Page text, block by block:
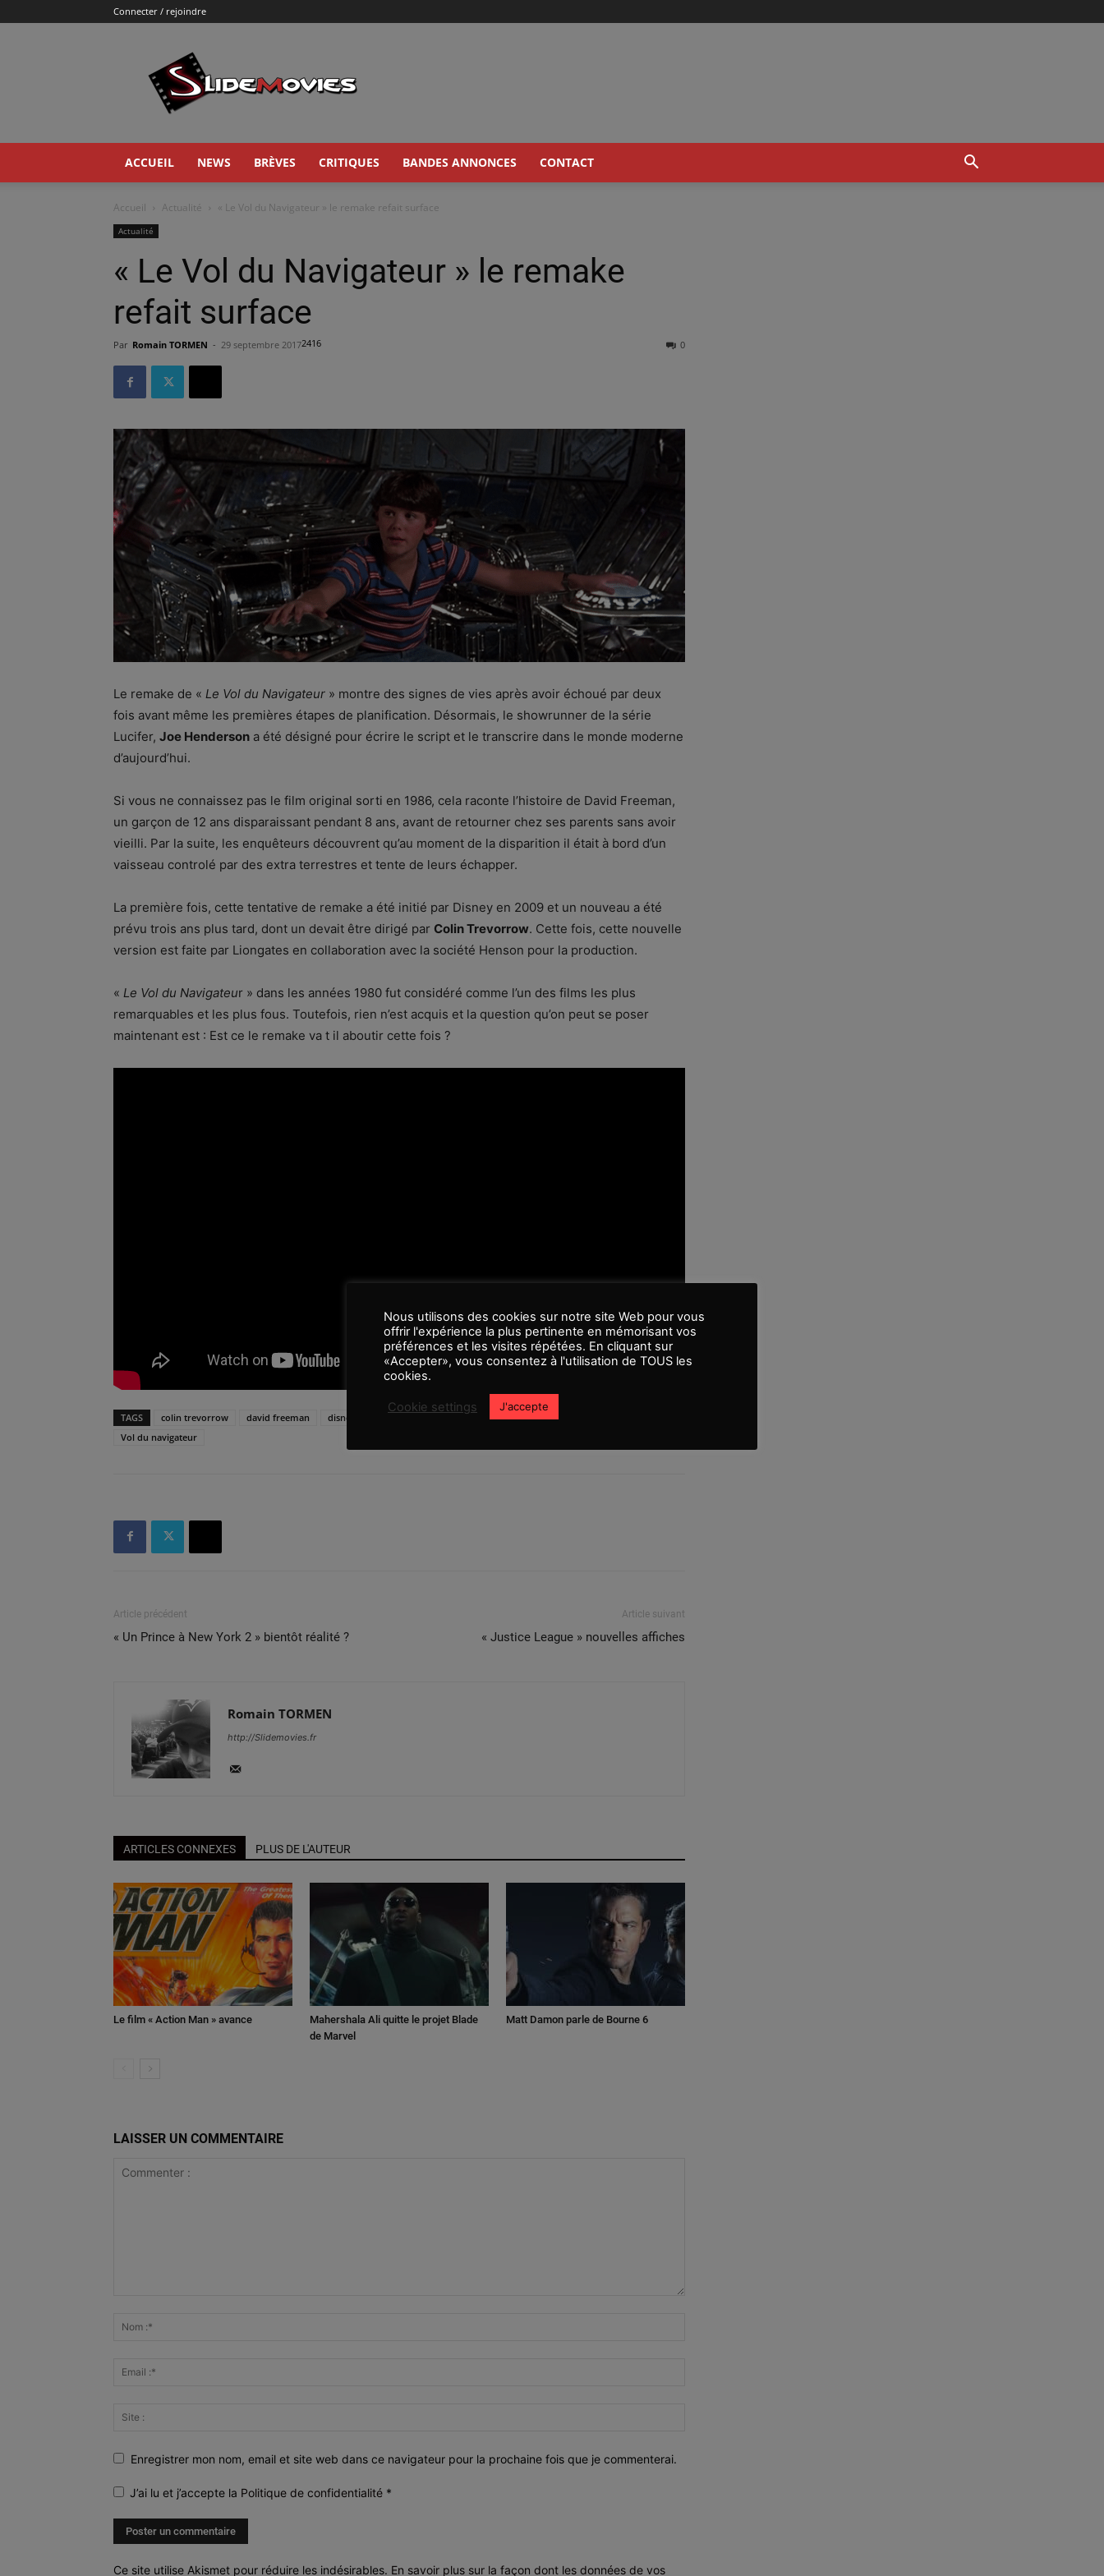
Connecter / rejoindre
ACCUEIL NEWS BRÈVES CRITIQUES BANDES ANNONCES CONTACT
Accueil Actualité « Le Vol du Navigateur » le remake refait surface
Actualité
« Le Vol du Navigateur » le remake
refait surface
Par Romain TORMEN - 29 septembre 2017 0
2416
Le remake de « Le Vol du Navigateur » montre des signes de vies après avoir échoué par deux
fois avant même les premières étapes de planification. Désormais, le showrunner de la série
Lucifer, Joe Henderson a été désigné pour écrire le script et le transcrire dans le monde moderne
d’aujourd’hui.
Si vous ne connaissez pas le film original sorti en 1986, cela raconte l’histoire de David Freeman,
un garçon de 12 ans disparaissant pendant 8 ans, avant de retourner chez ses parents sans avoir
vieilli. Par la suite, les enquêteurs découvrent qu’au moment de la disparition il était à bord d’un
vaisseau controlé par des extra terrestres et tente de leurs échapper.
La première fois, cette tentative de remake a été initié par Disney en 2009 et un nouveau a été
prévu trois ans plus tard, dont un devait être dirigé par Colin Trevorrow. Cette fois, cette nouvelle
version est faite par Liongates en collaboration avec la société Henson pour la production.
« Le Vol du Navigateur » dans les années 1980 fut considéré comme l’un des films les plus
remarquables et les plus fous. Toutefois, rien n’est acquis et la question qu’on peut se poser
maintenant est : Est ce le remake va t il aboutir cette fois ?
TAGS colin trevorrow david freeman disney fight of the navigator Joe henderson
Vol du navigateur
Article précédent
« Un Prince à New York 2 » bientôt réalité ?
Article suivant
« Justice League » nouvelles affiches
Romain TORMEN
http://Slidemovies.fr
ARTICLES CONNEXES PLUS DE L'AUTEUR
Le film « Action Man » avance
Mahershala Ali quitte le projet Blade
de Marvel
Matt Damon parle de Bourne 6
LAISSER UN COMMENTAIRE
Enregistrer mon nom, email et site web dans ce navigateur pour la prochaine fois que je commenterai.
J’ai lu et j’accepte la Politique de confidentialité *
Ce site utilise Akismet pour réduire les indésirables. En savoir plus sur la façon dont les données de vos
Nous utilisons des cookies sur notre site Web pour vous
offrir l'expérience la plus pertinente en mémorisant vos
préférences et les visites répétées. En cliquant sur
«Accepter», vous consentez à l'utilisation de TOUS les
cookies.
Cookie settings J'accepte